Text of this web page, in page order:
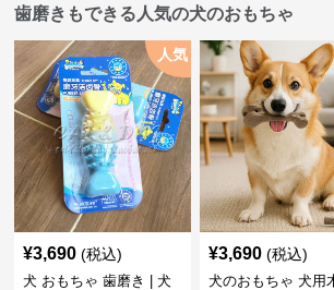
歯磨きもできる人気の犬のおもちゃ
人気
¥3,690 (税込)
犬 おもちゃ 歯磨き | 犬
¥3,690 (税込)
犬のおもちゃ 犬用